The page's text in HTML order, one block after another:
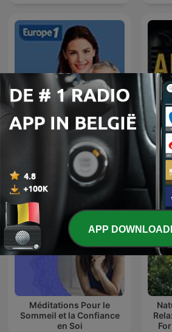
Et si on en parlait
Méditations Pour le
Sommeil et la Confiance
en Soi
APP